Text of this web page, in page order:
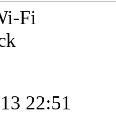
Fi
22:51